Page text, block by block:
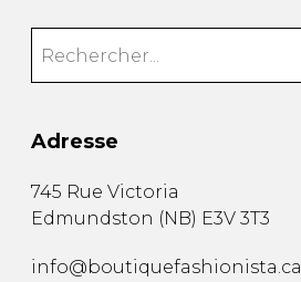
Adresse
745 Rue Victoria
Edmundston (NB) E3V 3T3
info@boutiquefashionista.ca